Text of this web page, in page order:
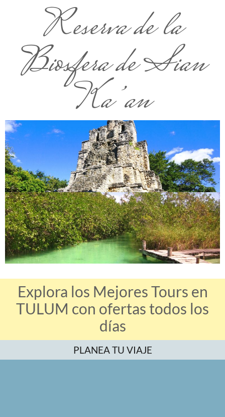
Reserva de la
Biosfera de Sian
Ka’an
Explora los Mejores Tours en
TULUM con ofertas todos los
días
PLANEA TU VIAJE